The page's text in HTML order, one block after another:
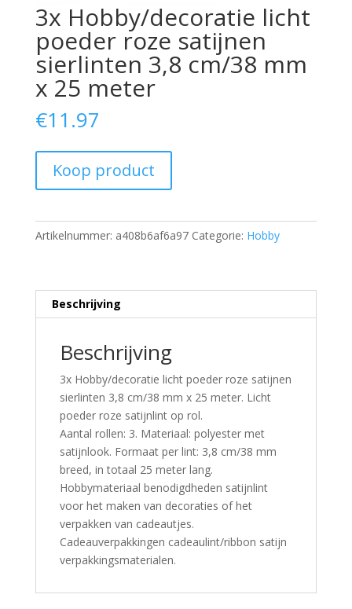
3x Hobby/decoratie licht
poeder roze satijnen
sierlinten 3,8 cm/38 mm
x 25 meter
€11.97
Koop product
Artikelnummer: a408b6af6a97 Categorie: Hobby
Beschrijving
Beschrijving
3x Hobby/decoratie licht poeder roze satijnen
sierlinten 3,8 cm/38 mm x 25 meter. Licht
poeder roze satijnlint op rol.
Aantal rollen: 3. Materiaal: polyester met
satijnlook. Formaat per lint: 3,8 cm/38 mm
breed, in totaal 25 meter lang.
Hobbymateriaal benodigdheden satijnlint
voor het maken van decoraties of het
verpakken van cadeautjes.
Cadeauverpakkingen cadeaulint/ribbon satijn
verpakkingsmaterialen.